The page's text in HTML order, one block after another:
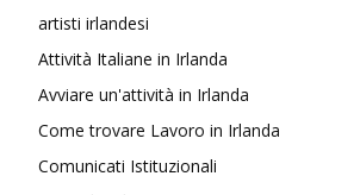
artisti irlandesi
Attività Italiane in Irlanda
Avviare un'attività in Irlanda
Come trovare Lavoro in Irlanda
Comunicati Istituzionali